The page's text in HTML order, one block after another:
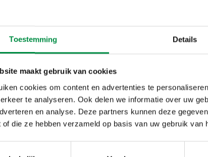
Toestemming Details
maakt gebruik van cookies
cookies om content en advertenties te
te analyseren. Ook delen we informatie over uw
en analyse. Deze partners kunnen deze
of die ze hebben verzameld op basis van uw gebruik van
meer over weten?